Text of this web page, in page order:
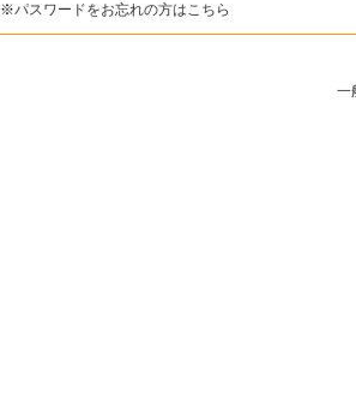
※パスワードをお忘れの方はこちら
一